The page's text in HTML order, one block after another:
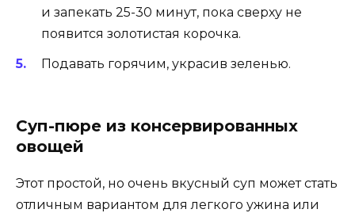
и запекать 25-30 минут, пока сверху не
появится золотистая корочка.
Подавать горячим, украсив зеленью.
Суп-пюре из консервированных
овощей
Этот простой, но очень вкусный суп может стать
отличным вариантом для легкого ужина или